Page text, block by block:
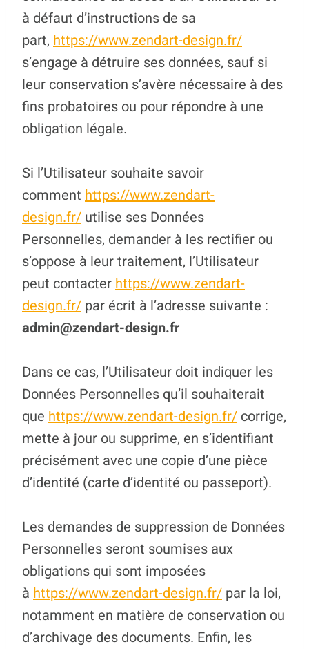
à défaut d’instructions de sa
part, https://www.zendart-design.fr/
s’engage à détruire ses données, sauf si
leur conservation s’avère nécessaire à des
fins probatoires ou pour répondre à une
obligation légale.
Si l’Utilisateur souhaite savoir
comment https://www.zendart-
design.fr/ utilise ses Données
Personnelles, demander à les rectifier ou
s’oppose à leur traitement, l’Utilisateur
peut contacterhttps://www.zendart-
design.fr/ par écrit à l’adresse suivante :
admin@zendart-design.fr
Dans ce cas, l’Utilisateur doit indiquer les
Données Personnelles qu’il souhaiterait
que https://www.zendart-design.fr/ corrige,
mette à jour ou supprime, en s’identifiant
précisément avec une copie d’une pièce
d’identité (carte d’identité ou passeport).
Les demandes de suppression de Données
Personnelles seront soumises aux
obligations qui sont imposées
à https://www.zendart-design.fr/ par la loi,
notamment en matière de conservation ou
d’archivage des documents. Enfin, les